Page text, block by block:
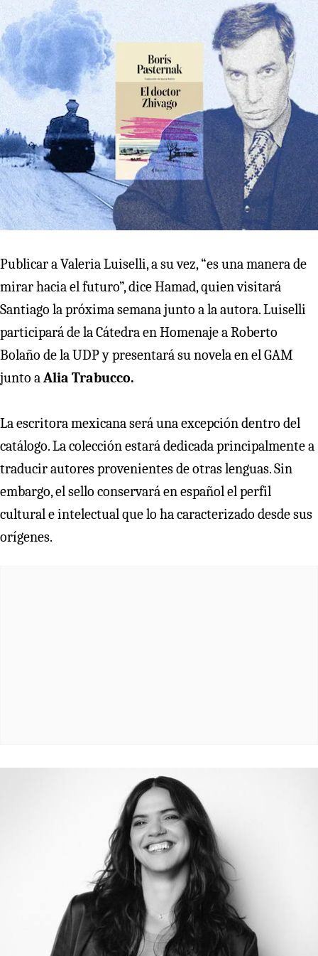
Publicar a Valeria Luiselli, a su vez, “es una manera de
mirar hacia el futuro”, dice Hamad, quien visitará
Santiago la próxima semana junto a la autora. Luiselli
participará de la Cátedra en Homenaje a Roberto
Bolaño de la UDP y presentará su novela en el GAM
junto aAlia Trabucco.
La escritora mexicana será una excepción dentro del
catálogo. La colección estará dedicada principalmente a
traducir autores provenientes de otras lenguas. Sin
embargo, el sello conservará en español el perfil
cultural e intelectual que lo ha caracterizado desde sus
orígenes.